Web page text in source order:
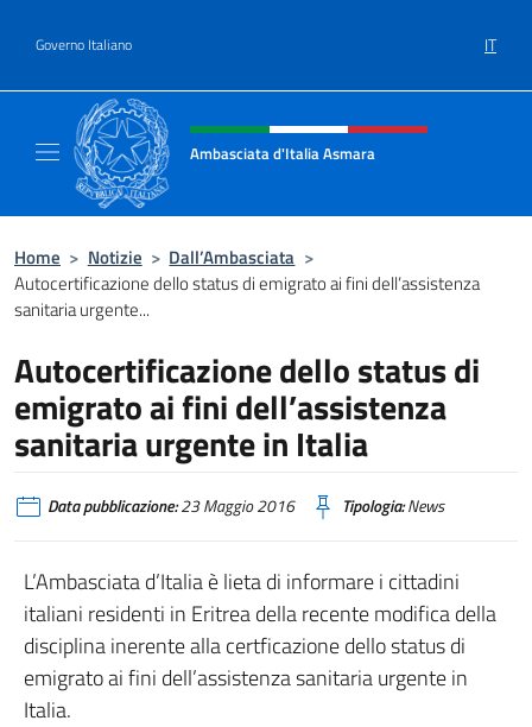
Governo Italiano IT
Intestazione sito, social e menù
Ambasciata d'Italia Asmara
Home > Notizie > Dall’Ambasciata >
Autocertificazione dello status di emigrato ai fini dell’assistenza
sanitaria urgente...
Autocertificazione dello status di
emigrato ai fini dell’assistenza
sanitaria urgente in Italia
Data pubblicazione:23 Maggio 2016 Tipologia:News
L’Ambasciata d’Italia è lieta di informare i cittadini
italiani residenti in Eritrea della recente modifica della
disciplina inerente alla certficazione dello status di
emigrato ai fini dell’assistenza sanitaria urgente in
Italia.